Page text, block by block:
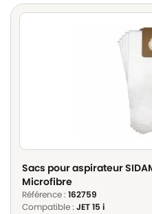
Sacs pour aspirateur
Microfibre
Référence : 162759
Compatible : JET 15 i